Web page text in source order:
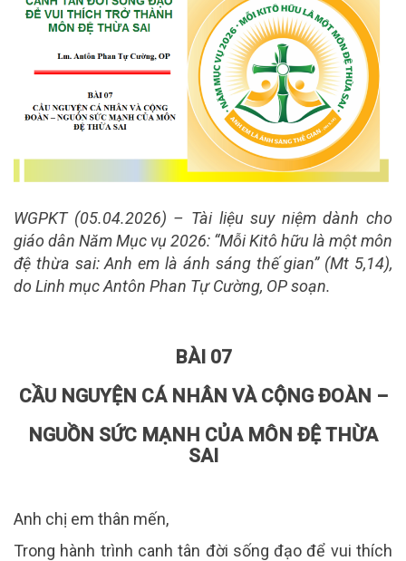
WGPKT (05.04.2026) – Tài liệu suy niệm dành cho
giáo dân Năm Mục vụ 2026: “Mỗi Kitô hữu là một môn
đệ thừa sai: Anh em là ánh sáng thế gian” (Mt 5,14),
do Linh mục Antôn Phan Tự Cường, OP soạn.
BÀI 07
CẦU NGUYỆN CÁ NHÂN VÀ CỘNG ĐOÀN –
NGUỒN SỨC MẠNH CỦA MÔN ĐỆ THỪA
SAI
Anh chị em thân mến,
Trong hành trình canh tân đời sống đạo để vui thích